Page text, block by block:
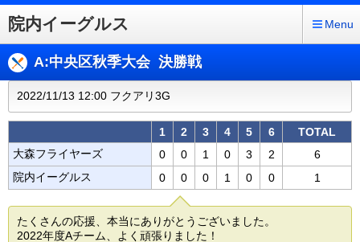
院内イーグルス Menu
A:中央区秋季大会 決勝戦
2022/11/13 12:00 フクアリ3G
1 2 3 4 5 6
TOTAL
大森フライヤーズ
0 0 1 0 3 2
6
院内イーグルス
0 0 0 1 0 0 1
たくさんの応援、本当にありがとうございました。
2022年度Aチーム、よく頑張りました！